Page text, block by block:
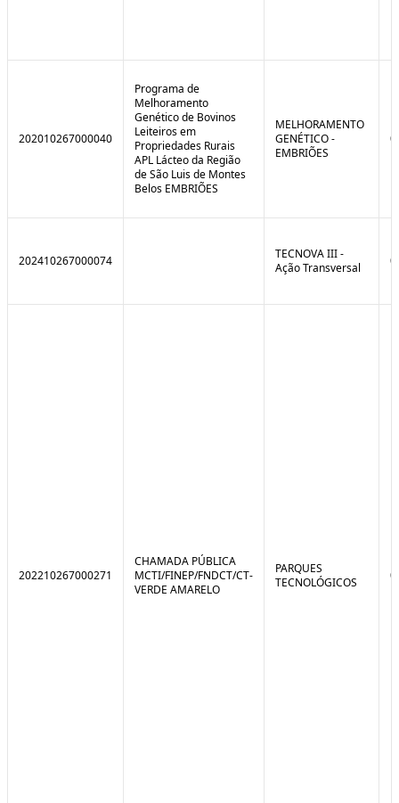
202010267000040
Programa de
Melhoramento
Genético de Bovinos
Leiteiros em
Propriedades Rurais
APL Lácteo da Região
de São Luis de Montes
Belos EMBRIÕES
MELHORAMENTO
GENÉTICO -
EMBRIÕES
202410267000074
TECNOVA III -
Ação Transversal
202210267000271
CHAMADA PÚBLICA
MCTI/FINEP/FNDCT/CT-
VERDE AMARELO
PARQUES
TECNOLÓGICOS